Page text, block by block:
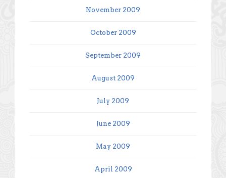
November 2009
October 2009
September 2009
August 2009
July 2009
June 2009
May 2009
April 2009